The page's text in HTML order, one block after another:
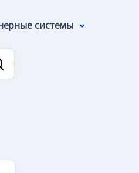
системы